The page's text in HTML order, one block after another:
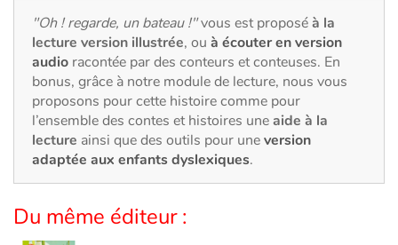
Apprentissage
Art, espace, activité
Documentaires
En famille
Quotidien et loisirs
À l'école
"Oh ! regarde, un bateau !"vous est proposéà la
lecture version illustrée, ou à écouter en version
audio racontée par des conteurs et conteuses. En
bonus, grâce à notre module de lecture, nous vous
proposons pour cette histoire comme pour
l’ensemble des contes et histoires uneaide à la
lecture ainsi que des outils pour uneversion
adaptée aux enfants dyslexiques.
Du même éditeur :